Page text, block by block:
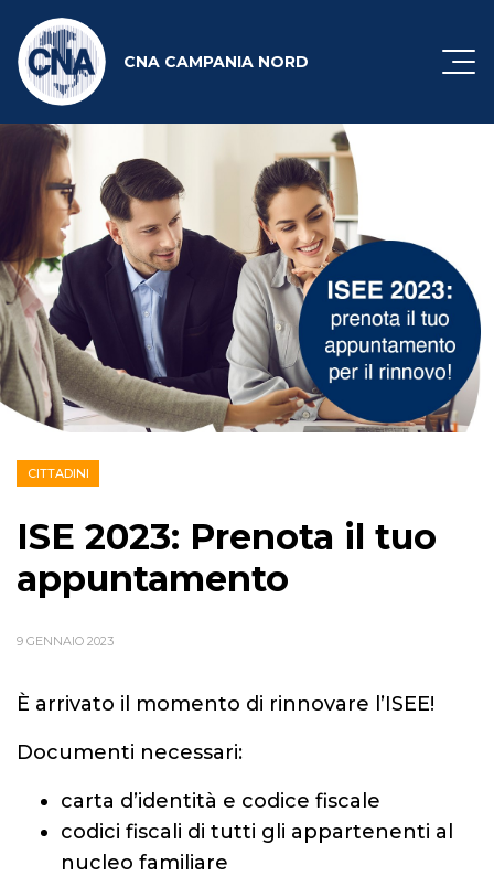
CNA CAMPANIA NORD
CITTADINI
ISE 2023: Prenota il tuo
appuntamento
9 GENNAIO 2023
È arrivato il momento di rinnovare l’ISEE!
Documenti necessari:
carta d’identità e codice fiscale
codici fiscali di tutti gli appartenenti al
nucleo familiare